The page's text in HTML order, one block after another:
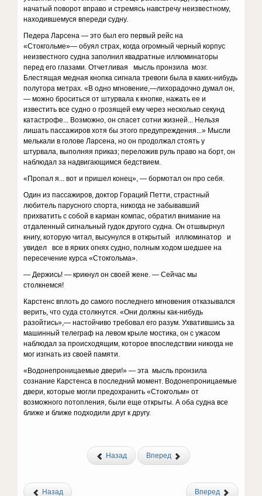
начатый поворот вправо и стремясь навстречу неизвестному,
находившемуся впереди судну.
Педера Ларсена — это был его первый рейс на
«Стокгольме»— обуял страх, когда огромный черный корпус
неизвестного судна заполнил квадратные иллюминаторы
перед его глазами. Отчетливая мысль пронзила мозг.
Блестящая медная кнопка сигнала тревоги была в каких-нибудь
полутора метрах. «В одно мгновение,—лихорадочно думал он,
— можно броситься от штурвала к кнопке, нажать ее и
известить все судно о грозящей ему через несколько секунд
катастрофе... Возможно, он спасет сотни жизней... Нельзя
лишать пассажиров хотя бы этого предупреждения...» Мысли
мелькали в голове Ларсена, но он продолжал стоять у
штурвала, выполняя приказ; переложив руль право на борт, он
наблюдал за надвигающимся бедствием.
«Пропал я... вот и пришел конец», — бормотал он про себя.
Один из пассажиров, доктор Гораций Петти, страстный
любитель парусного спорта, никогда не забывавший
прихватить с собой в карман компас, обратил внимание на
отдаленный сигнальный гудок другого судна. Он отшвырнул
книгу, которую читал, высунулся в открытый иллюминатор и
увидел все в ярких огнях судно, полным ходом шедшее на
пересечение курса «Стокгольма».
— Держись! — крикнул он своей жене. — Сейчас мы
столкнемся!
Карстенс вплоть до самого последнего мгновения отказывался
верить, что суда столкнутся. «Они должны как-нибудь
разойтись»,— настойчиво требовал его разум. Ухватившись за
машинный телеграф на левом крыле мостика, он с ужасом
наблюдал за происходящим, которое впоследствии никогда не
мог изгнать из своей памяти.
«Водонепроницаемые двери!» — эта мысль пронзила
сознание Карстенса в последний момент. Водонепроницаемые
двери, которые могли предохранить «Стокгольм» от
возможного потопления, были еще открыты. А оба судна все
ближе и ближе подходили друг к другу.
Назад Вперед
Назад Вперед